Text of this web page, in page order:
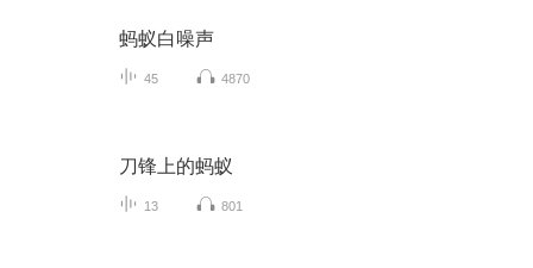
蚂蚁白噪声
45 4870
刀锋上的蚂蚁
13 801